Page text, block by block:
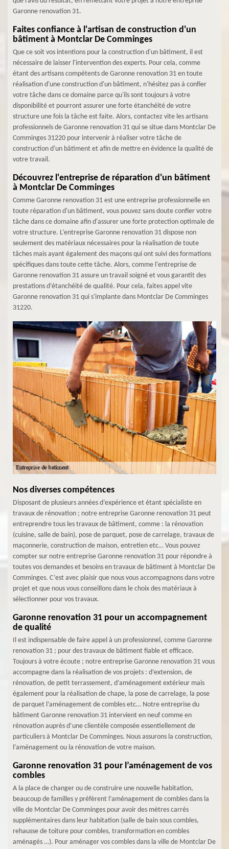
Garonne renovation 31.
Faites confiance à l'artisan de construction d'un
bâtiment à Montclar De Comminges
Que ce soit vos intentions pour la construction d'un bâtiment, il est
nécessaire de laisser l'intervention des experts. Pour cela, comme
étant des artisans compétents de Garonne renovation 31 en toute
réalisation d'une construction d'un bâtiment, n'hésitez pas à confier
votre tâche dans ce domaine parce qu'ils sont toujours à votre
disponibilité et pourront assurer une forte étanchéité de votre
structure une fois la tâche est faite. Alors, contactez vite les artisans
professionnels de Garonne renovation 31 qui se situe dans Montclar De
Comminges 31220 pour intervenir à réaliser votre tâche de
construction d'un bâtiment et afin de mettre en évidence la qualité de
votre travail.
Découvrez l'entreprise de réparation d'un bâtiment
à Montclar De Comminges
Comme Garonne renovation 31 est une entreprise professionnelle en
toute réparation d'un bâtiment, vous pouvez sans doute confier votre
tâche dans ce domaine afin d'assurer une forte protection optimale de
votre structure. L’entreprise Garonne renovation 31 dispose non
seulement des matériaux nécessaires pour la réalisation de toute
tâches mais ayant également des maçons qui ont suivi des formations
spécifiques dans toute cette tâche. Alors, comme l'entreprise de
Garonne renovation 31 assure un travail soigné et vous garantit des
prestations d’étanchéité de qualité. Pour cela, faites appel vite
Garonne renovation 31 qui s'implante dans Montclar De Comminges
31220.
Nos diverses compétences
Disposant de plusieurs années d’expérience et étant spécialiste en
travaux de rénovation ; notre entreprise Garonne renovation 31 peut
entreprendre tous les travaux de bâtiment, comme : la rénovation
(cuisine, salle de bain), pose de parquet, pose de carrelage, travaux de
maçonnerie, construction de maison, entretien etc… Vous pouvez
compter sur notre entreprise Garonne renovation 31 pour répondre à
toutes vos demandes et besoins en travaux de bâtiment à Montclar De
Comminges. C’est avec plaisir que nous vous accompagnons dans votre
projet et que nous vous conseillons dans le choix des matériaux à
sélectionner pour vos travaux.
Garonne renovation 31 pour un accompagnement
de qualité
Il est indispensable de faire appel à un professionnel, comme Garonne
renovation 31 ; pour des travaux de bâtiment fiable et efficace.
Toujours à votre écoute ; notre entreprise Garonne renovation 31 vous
accompagne dans la réalisation de vos projets : d’extension, de
rénovation, de petit terrassement, d’aménagement extérieur mais
également pour la réalisation de chape, la pose de carrelage, la pose
de parquet l’aménagement de combles etc… Notre entreprise du
bâtiment Garonne renovation 31 intervient en neuf comme en
rénovation auprès d’une clientèle composée essentiellement de
particuliers à Montclar De Comminges. Nous assurons la construction,
l’aménagement ou la rénovation de votre maison.
Garonne renovation 31 pour l’aménagement de vos
combles
A la place de changer ou de construire une nouvelle habitation,
beaucoup de familles y préfèrent l’aménagement de combles dans la
ville de Montclar De Comminges pour avoir des mètres carrés
supplémentaires dans leur habitation (salle de bain sous combles,
rehausse de toiture pour combles, transformation en combles
aménagés …). Pour aménager vos combles dans la ville de Montclar De